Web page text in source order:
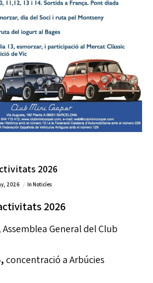
2026
2026 InNoticíes
2026
Assemblea General del Club
concentració a Arbúcies